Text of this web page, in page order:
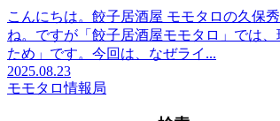
こんにちは。餃子居酒屋 モモタロの久保
ね。ですが「餃子居酒屋モモタロ」では
ため」です。今回は、なぜライ...
2025.08.23
モモタロ情報局